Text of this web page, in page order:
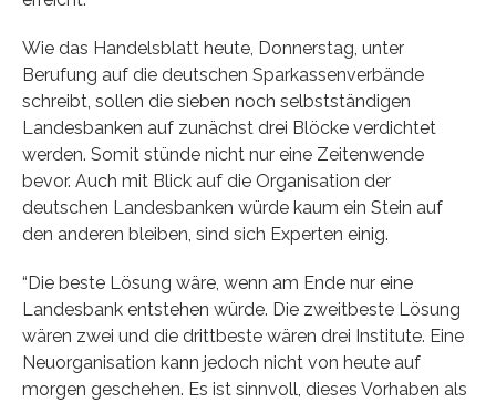
Wie das Handelsblatt heute, Donnerstag, unter
Berufung auf die deutschen Sparkassenverbände
schreibt, sollen die sieben noch selbstständigen
Landesbanken auf zunächst drei Blöcke verdichtet
werden. Somit stünde nicht nur eine Zeitenwende
bevor. Auch mit Blick auf die Organisation der
deutschen Landesbanken würde kaum ein Stein auf
den anderen bleiben, sind sich Experten einig.
“Die beste Lösung wäre, wenn am Ende nur eine
Landesbank entstehen würde. Die zweitbeste Lösung
wären zwei und die drittbeste wären drei Institute. Eine
Neuorganisation kann jedoch nicht von heute auf
morgen geschehen. Es ist sinnvoll, dieses Vorhaben als